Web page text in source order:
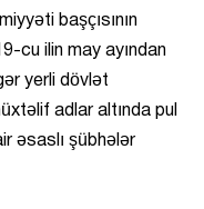
başçısının
cu ilin may ayından
yerli dövlət
adlar altında pul
əsaslı şübhələr